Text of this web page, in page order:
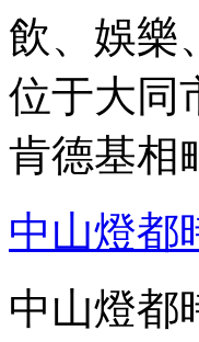
飲、娛樂
位于大同
肯德基相
中山燈都
中山燈都